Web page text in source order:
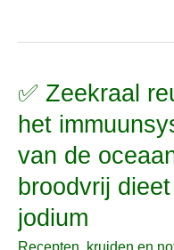
✅ Zeekraal
het
van de
broodvrij
jodium
✅
reuze
gezond,
’t
is
het